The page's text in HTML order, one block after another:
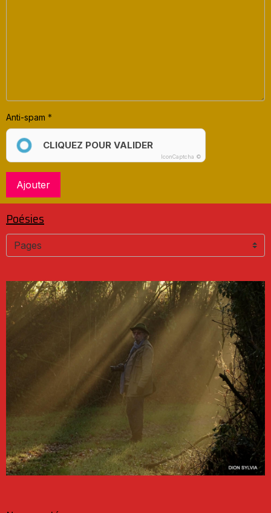
Anti-spam
CLIQUEZ POUR VALIDER
IconCaptcha ©
Ajouter
Poésies